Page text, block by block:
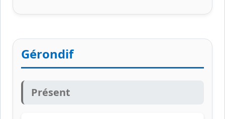
Gérondif
Présent